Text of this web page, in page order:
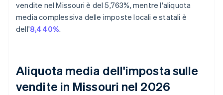
vendite nel Missouri è del 5,763%, mentre l'aliquota
media complessiva delle imposte locali e statali è
dell'8,440%.
Aliquota media dell'imposta sulle
vendite in Missouri nel 2026